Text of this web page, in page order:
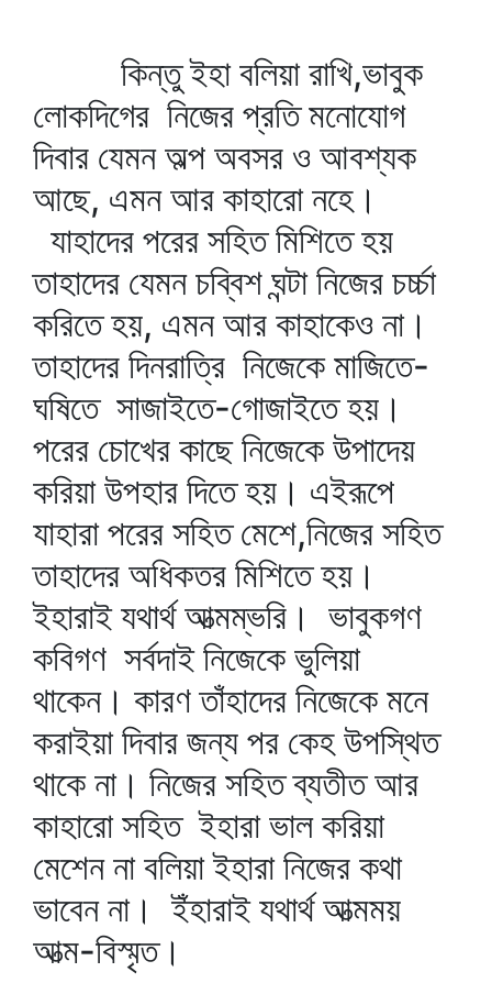
কিন্তু ইহা বলিয়া রাখি,ভাবুক
লোকদিগের নিজের প্রতি মনোযোগ
দিবার যেমন অল্প অবসর ও আবশ্যক
আছে, এমন আর কাহারো নহে।
যাহাদের পরের সহিত মিশিতে হয়
তাহাদের যেমন চব্বিশ ঘন্টা নিজের চর্চ্চা
করিতে হয়, এমন আর কাহাকেও না।
তাহাদের দিনরাত্রি নিজেকে মাজিতে-
ঘষিতে সাজাইতে-গোজাইতে হয়।
পরের চোখের কাছে নিজেকে উপাদেয়
করিয়া উপহার দিতে হয়। এইরূপে
যাহারা পরের সহিত মেশে,নিজের সহিত
তাহাদের অধিকতর মিশিতে হয়।
ইহারাই যথার্থ আত্মম্ভরি। ভাবুকগণ
কবিগণ সর্বদাই নিজেকে ভুলিয়া
থাকেন। কারণ তাঁহাদের নিজেকে মনে
করাইয়া দিবার জন্য পর কেহ উপস্থিত
থাকে না। নিজের সহিত ব্যতীত আর
কাহারো সহিত ইহারা ভাল করিয়া
মেশেন না বলিয়া ইহারা নিজের কথা
ভাবেন না। ইঁহারাই যথার্থ আত্মময়
আত্ম-বিস্মৃত।